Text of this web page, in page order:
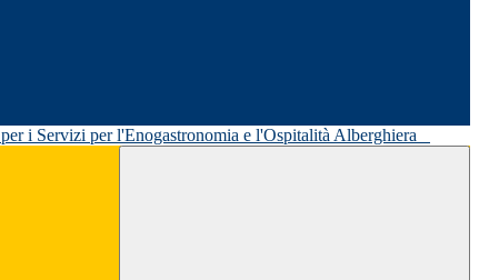
per i Servizi per l'Enogastronomia e l'Ospitalità Alberghiera